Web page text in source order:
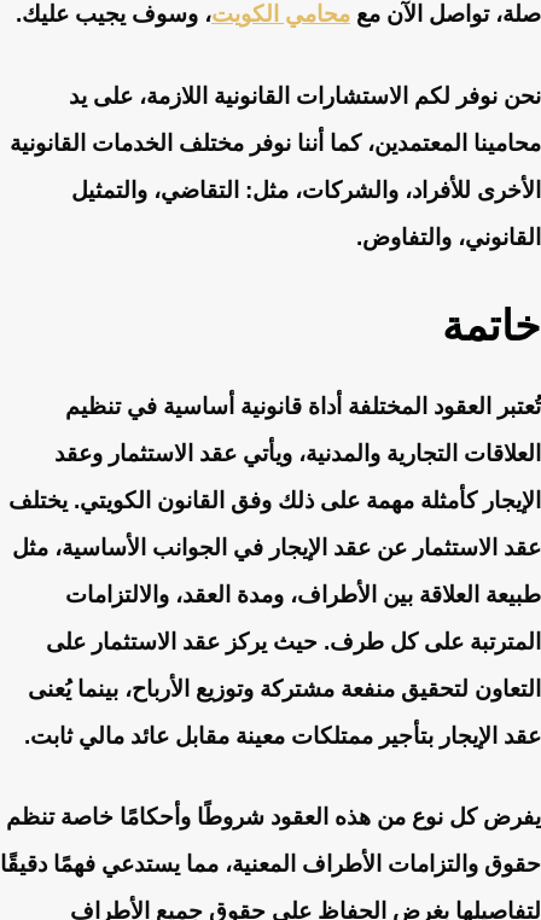
صلة، تواصل الآن مع محامي الكويت، وسوف يجيب عليك.
نحن نوفر لكم الاستشارات القانونية اللازمة، على يد
محامينا المعتمدين، كما أننا نوفر مختلف الخدمات القانونية
الأخرى للأفراد، والشركات، مثل: التقاضي، والتمثيل
القانوني، والتفاوض.
خاتمة
تُعتبر العقود المختلفة أداة قانونية أساسية في تنظيم
العلاقات التجارية والمدنية، ويأتي عقد الاستثمار وعقد
الإيجار كأمثلة مهمة على ذلك وفق القانون الكويتي. يختلف
عقد الاستثمار عن عقد الإيجار في الجوانب الأساسية، مثل
طبيعة العلاقة بين الأطراف، ومدة العقد، والالتزامات
المترتبة على كل طرف. حيث يركز عقد الاستثمار على
التعاون لتحقيق منفعة مشتركة وتوزيع الأرباح، بينما يُعنى
عقد الإيجار بتأجير ممتلكات معينة مقابل عائد مالي ثابت.
يفرض كل نوع من هذه العقود شروطًا وأحكامًا خاصة تنظم
حقوق والتزامات الأطراف المعنية، مما يستدعي فهمًا دقيقًا
لتفاصيلها بغرض الحفاظ على حقوق جميع الأطراف